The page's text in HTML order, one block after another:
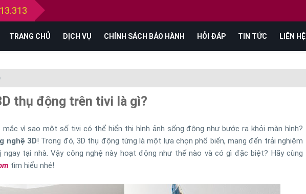
TRANG CHỦ DỊCH VỤ CHÍNH SÁCH BẢO HÀNH HỎI ĐÁP TIN TỨC LIÊN HỆ
thụ động trên tivi là gì?
vì sao một số tivi có thể hiển thị hình ảnh sống động như bước ra khỏi màn hình?
nghệ 3D! Trong đó, 3D thụ động từng là một lựa chọn phổ biến, mang đến trải nghiệm
ngay tại nhà. Vậy công nghệ này hoạt động như thế nào và có gì đặc biệt? Hãy cùng
tìm hiểu nhé!